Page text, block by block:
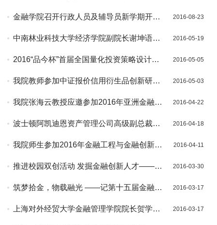
金融学院召开行政人员及辅导员新学期开门
2016-08-23
中南林业科技大学经济学院副院长谢坤语一
2016-05-19
2016“品今杯”首届全国量化投资策略设计大
2016-05-05
我院教师参加中证报价信用衍生品创新研讨
2016-05-03
我院张海云教授应邀参加2016年亚洲金融工
2016-04-22
波士顿阿凯迪恩资产管理公司高级副总裁石
2016-04-18
我院师生参加2016年金融工程与金融创新会
2016-04-11
推进校园双创活动 发掘金融创新人才——
赛拉开帷幕
2016-03-30
筑梦拾金，物载融光 ——记第十五届金融文
2016-03-17
上海对外经贸大学金融管理学院院长贺学会
2016-03-17